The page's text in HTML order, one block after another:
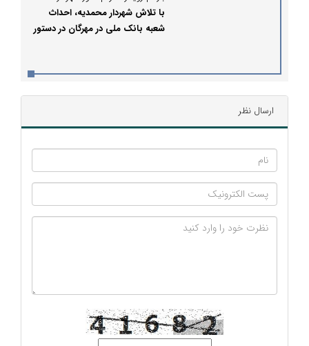
با تلاش شهردار محمدیه، احداث
شعبه بانک ملی در مهرگان در دستور
ارسال نظر